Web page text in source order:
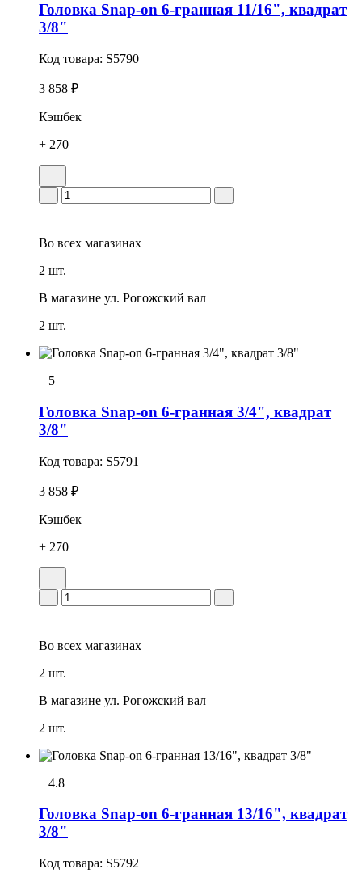
Головка Snap-on 6-гранная 11/16", квадрат
3/8"
Код товара: S5790
3 858 ₽
Кэшбек
+ 270
Во всех магазинах
2 шт.
В магазине ул. Рогожский вал
2 шт.
5
Головка Snap-on 6-гранная 3/4", квадрат
3/8"
Код товара: S5791
3 858 ₽
Кэшбек
+ 270
Во всех магазинах
2 шт.
В магазине ул. Рогожский вал
2 шт.
4.8
Головка Snap-on 6-гранная 13/16", квадрат
3/8"
Код товара: S5792